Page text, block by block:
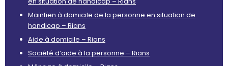
Maintien à domicile de la personne en situation de
handicap – Rians
Aide à domicile – Rians
Société d’aide à la personne – Rians